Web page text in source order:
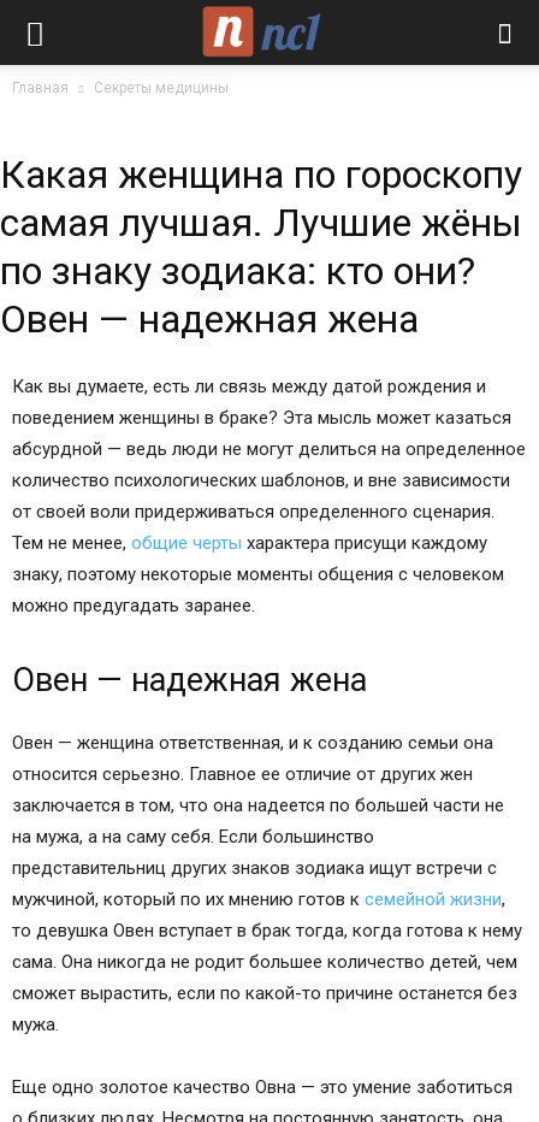
Главная Секреты медицины
Какая женщина по гороскопу
самая лучшая. Лучшие жёны
по знаку зодиака: кто они?
Овен — надежная жена
Как вы думаете, есть ли связь между датой рождения и
поведением женщины в браке? Эта мысль может казаться
абсурдной — ведь люди не могут делиться на определенное
количество психологических шаблонов, и вне зависимости
от своей воли придерживаться определенного сценария.
Тем не менее, общие черты характера присущи каждому
знаку, поэтому некоторые моменты общения с человеком
можно предугадать заранее.
Овен — надежная жена
Овен — женщина ответственная, и к созданию семьи она
относится серьезно. Главное ее отличие от других жен
заключается в том, что она надеется по большей части не
на мужа, а на саму себя. Если большинство
представительниц других знаков зодиака ищут встречи с
мужчиной, который по их мнению готов к семейной жизни,
то девушка Овен вступает в брак тогда, когда готова к нему
сама. Она никогда не родит большее количество детей, чем
сможет вырастить, если по какой-то причине останется без
мужа.
Еще одно золотое качество Овна — это умение заботиться